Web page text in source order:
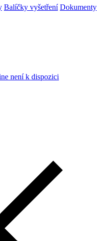
Balíčky vyšetření Dokumenty
není k dispozici